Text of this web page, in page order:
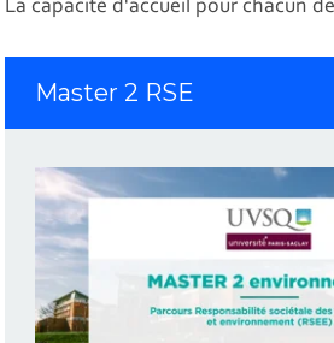
La capacité d'accueil pour chacun
Master 2 RSE